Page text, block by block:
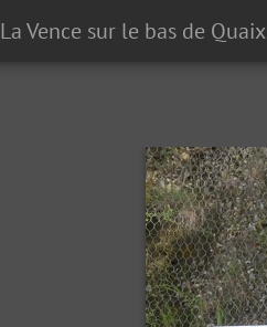
La Vence sur le bas de Quaix